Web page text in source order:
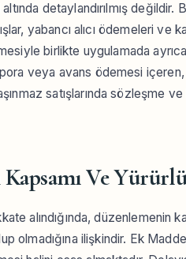
detaylandırılmış
yabancı alıcı ödemeleri
birlikte uygulamada
veya avans ödemesi içeren,
satışlarında sözleşme ve
Ve
alındığında, düzenlemenin
olmadığına ilişkindir. Ek